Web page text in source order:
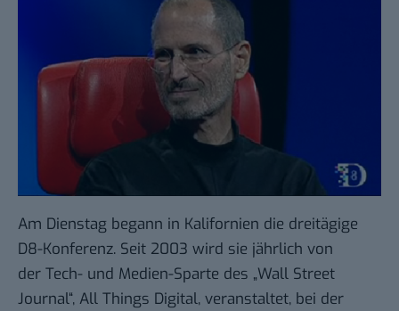
Am Dienstag begann in Kalifornien die dreitägige
D8-Konferenz. Seit 2003 wird sie jährlich von
der Tech- und Medien-Sparte des „Wall Street
Journal“, All Things Digital, veranstaltet, bei der